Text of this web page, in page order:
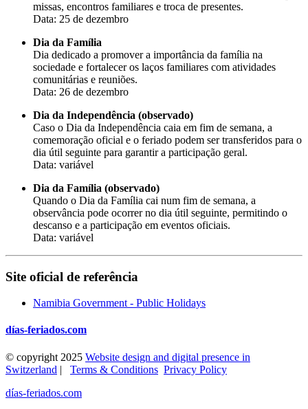
missas, encontros familiares e troca de presentes.
Data: 25 de dezembro
Dia da Família
Dia dedicado a promover a importância da família na
sociedade e fortalecer os laços familiares com atividades
comunitárias e reuniões.
Data: 26 de dezembro
Dia da Independência (observado)
Caso o Dia da Independência caia em fim de semana, a
comemoração oficial e o feriado podem ser transferidos para o
dia útil seguinte para garantir a participação geral.
Data: variável
Dia da Família (observado)
Quando o Dia da Família cai num fim de semana, a
observância pode ocorrer no dia útil seguinte, permitindo o
descanso e a participação em eventos oficiais.
Data: variável
Site oficial de referência
Namibia Government - Public Holidays
días-feriados.com
© copyright 2025 Website design and digital presence in
Switzerland | Terms & Conditions Privacy Policy
días-feriados.com